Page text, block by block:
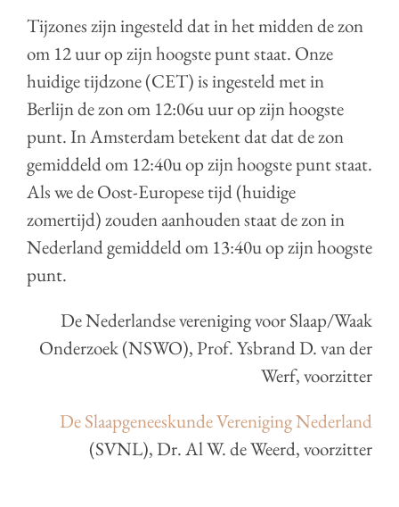
Tijzones zijn ingesteld dat in het midden de zon
om 12 uur op zijn hoogste punt staat. Onze
huidige tijdzone (CET) is ingesteld met in
Berlijn de zon om 12:06u uur op zijn hoogste
punt. In Amsterdam betekent dat dat de zon
gemiddeld om 12:40u op zijn hoogste punt staat.
Als we de Oost-Europese tijd (huidige
zomertijd) zouden aanhouden staat de zon in
Nederland gemiddeld om 13:40u op zijn hoogste
punt.
De Nederlandse vereniging voor Slaap/Waak
Onderzoek (NSWO), Prof. Ysbrand D. van der
Werf, voorzitter
De Slaapgeneeskunde Vereniging Nederland
(SVNL), Dr. Al W. de Weerd, voorzitter